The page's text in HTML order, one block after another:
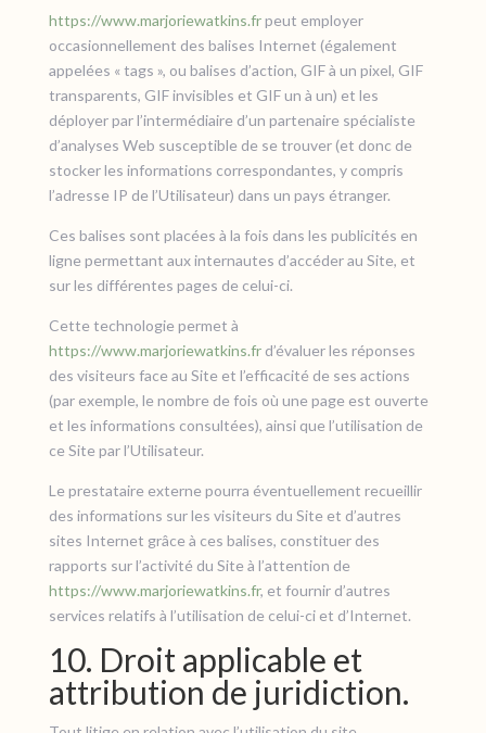
https://www.marjoriewatkins.frpeut employer
occasionnellement des balises Internet (également
appelées « tags », ou balises d’action, GIF à un pixel, GIF
transparents, GIF invisibles et GIF un à un) et les
déployer par l’intermédiaire d’un partenaire spécialiste
d’analyses Web susceptible de se trouver (et donc de
stocker les informations correspondantes, y compris
l’adresse IP de l’Utilisateur) dans un pays étranger.
Ces balises sont placées à la fois dans les publicités en
ligne permettant aux internautes d’accéder au Site, et
sur les différentes pages de celui-ci.
Cette technologie permet à
https://www.marjoriewatkins.frd’évaluer les réponses
des visiteurs face au Site et l’efficacité de ses actions
(par exemple, le nombre de fois où une page est ouverte
et les informations consultées), ainsi que l’utilisation de
ce Site par l’Utilisateur.
Le prestataire externe pourra éventuellement recueillir
des informations sur les visiteurs du Site et d’autres
sites Internet grâce à ces balises, constituer des
rapports sur l’activité du Site à l’attention de
https://www.marjoriewatkins.fr, et fournir d’autres
services relatifs à l’utilisation de celui-ci et d’Internet.
10. Droit applicable et
attribution de juridiction.